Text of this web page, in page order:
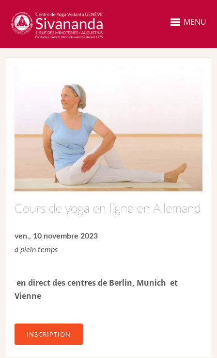
MENU
Cours de yoga en ligne en Allemand
ven., 10 novembre 2023
à plein temps
en direct des centres de Berlin, Munich et
Vienne
INSCRIPTION